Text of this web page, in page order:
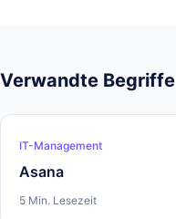
Verwandte Begriffe
IT-Management
Asana
5 Min. Lesezeit